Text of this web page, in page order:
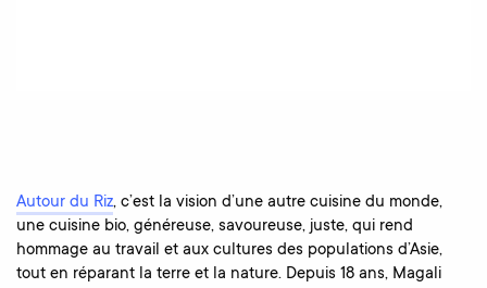
Autour du Riz, c’est la vision d’une autre cuisine du monde,
une cuisine bio, généreuse, savoureuse, juste, qui rend
hommage au travail et aux cultures des populations d’Asie,
tout en réparant la terre et la nature. Depuis 18 ans, Magali